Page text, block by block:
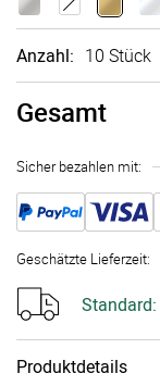
Anzahl: 10 Stück
Gesamt
Sicher bezahlen mit:
Geschätzte Lieferzeit:
Standard:
Produktdetails